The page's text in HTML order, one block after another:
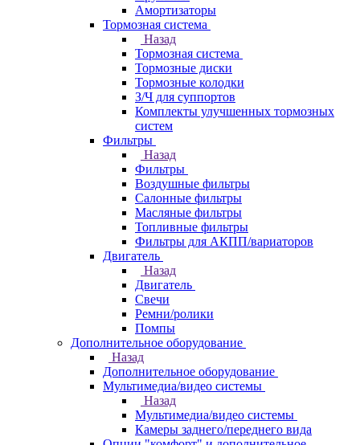
Амортизаторы
Тормозная система
Назад
Тормозная система
Тормозные диски
Тормозные колодки
З/Ч для суппортов
Комплекты улучшенных тормозных
систем
Фильтры
Назад
Фильтры
Воздушные фильтры
Салонные фильтры
Масляные фильтры
Топливные фильтры
Фильтры для АКПП/вариаторов
Двигатель
Назад
Двигатель
Свечи
Ремни/ролики
Помпы
Дополнительное оборудование
Назад
Дополнительное оборудование
Мультимедиа/видео системы
Назад
Мультимедиа/видео системы
Камеры заднего/переднего вида